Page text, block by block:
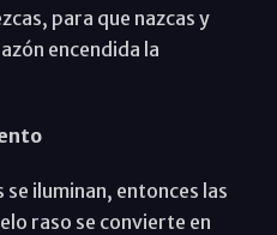
para que nazcas y
encendida la
iluminan, entonces las
raso se convierte en